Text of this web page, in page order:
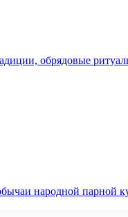
обрядовые
народной парной